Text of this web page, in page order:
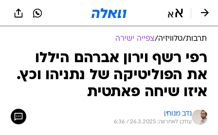
תרבות/טלוויזיה/צפייה ישירה
רפי רשף וירון אברהם היללו
את הפוליטיקה של נתניהו וכץ.
איזו שיחה פאתטית
נדב מנוחין
עודכן לאחרונה: 26.3.2025 / 6:36